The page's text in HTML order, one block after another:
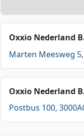
Oxxio Nederland
Marten Meesweg
Oxxio Nederland
Postbus 100,